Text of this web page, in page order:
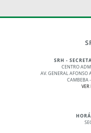
SRH -
CENTRO
AV. GENERAL AFONSO
CAMBEBA